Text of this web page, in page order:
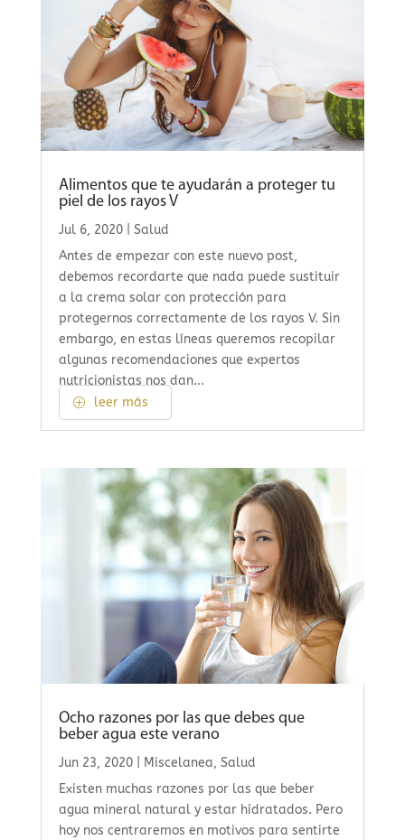
Alimentos que te ayudarán a proteger tu
piel de los rayos V
Jul 6, 2020| Salud
Antes de empezar con este nuevo post,
debemos recordarte que nada puede sustituir
a la crema solar con protección para
protegernos correctamente de los rayos V. Sin
embargo, en estas líneas queremos recopilar
algunas recomendaciones que expertos
nutricionistas nos dan...
leer más
Ocho razones por las que debes que
beber agua este verano
Jun 23, 2020| Miscelanea, Salud
Existen muchas razones por las que beber
agua mineral natural y estar hidratados. Pero
hoy nos centraremos en motivos para sentirte